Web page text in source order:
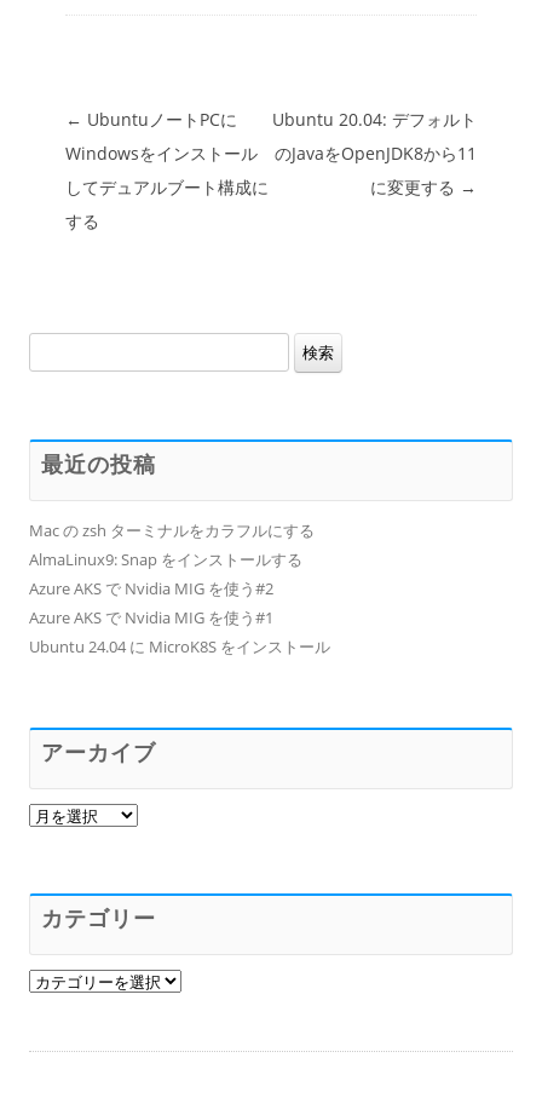
投稿ナビゲーション
← UbuntuノートPCに
Windowsをインストール
してデュアルブート構成に
する
Ubuntu 20.04: デフォルト
のJavaをOpenJDK8から11
に変更する →
索:
最近の投稿
Mac の zsh ターミナルをカラフルにする
AlmaLinux9: Snap をインストールする
Azure AKS で Nvidia MIG を使う#2
Azure AKS で Nvidia MIG を使う#1
Ubuntu 24.04 に MicroK8S をインストール
アーカイブ
ア
ー
カテゴリー
カ
テ